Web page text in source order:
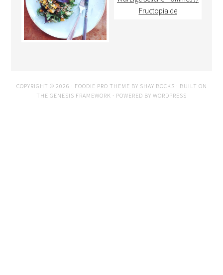
COPYRIGHT © 2026 · FOODIE PRO THEME BY SHAY BOCKS · BUILT ON
THE GENESIS FRAMEWORK · POWERED BY WORDPRESS